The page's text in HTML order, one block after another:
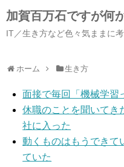
加賀百万石ですが何
IT／生き方など色々気ままに
ホーム 生き方
面接で毎回「機械学習
休職のことを聞いてき
社に入った
動くものはもうできて
ていた